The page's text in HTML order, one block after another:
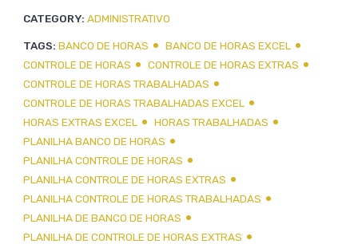
com
Banco
de
Horas
6.0
quantidade
CATEGORY: ADMINISTRATIVO
TAGS: BANCO DE HORAS
BANCO DE HORAS EXCEL
CONTROLE DE HORAS
CONTROLE DE HORAS EXTRAS
CONTROLE DE HORAS TRABALHADAS
CONTROLE DE HORAS TRABALHADAS EXCEL
HORAS EXTRAS EXCEL
HORAS TRABALHADAS
PLANILHA BANCO DE HORAS
PLANILHA CONTROLE DE HORAS
PLANILHA CONTROLE DE HORAS EXTRAS
PLANILHA CONTROLE DE HORAS TRABALHADAS
PLANILHA DE BANCO DE HORAS
PLANILHA DE CONTROLE DE HORAS EXTRAS